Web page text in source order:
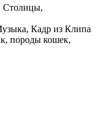
Столицы,
Кадр из Клипа
породы кошек,